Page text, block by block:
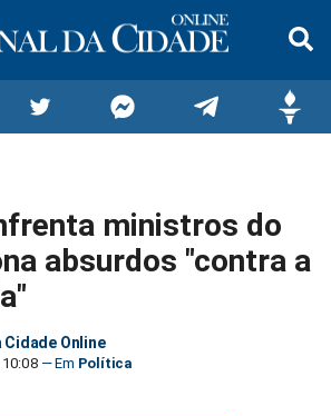
no
Twitter
no
no
no
ministros do
absurdos "contra a
Online
Política